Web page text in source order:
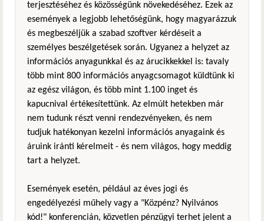
terjesztéséhez és közösségünk növekedéséhez. Ezek az
események a legjobb lehetőségünk, hogy magyarázzuk
és megbeszéljük a szabad szoftver kérdéseit a
személyes beszélgetések során. Ugyanez a helyzet az
információs anyagunkkal és az árucikkekkel is: tavaly
több mint 800 információs anyagcsomagot küldtünk ki
az egész világon, és több mint 1.100 inget és
kapucnival értékesítettünk. Az elmúlt hetekben már
nem tudunk részt venni rendezvényeken, és nem
tudjuk hatékonyan kezelni információs anyagaink és
áruink iránti kérelmeit - és nem világos, hogy meddig
tart a helyzet.
Események esetén, például az éves jogi és
engedélyezési műhely vagy a "Közpénz? Nyilvános
kód!" konferencián, közvetlen pénzügyi terhet jelent a